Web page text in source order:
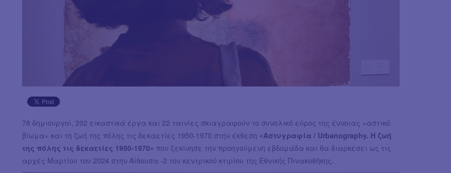
78 δημιουργοί, 202 εικαστικά έργα και 22 ταινίες σκιαγραφούν το συνολικό εύρος της έννοιας «αστικό
βίωμα» και τη ζωή της πόλης τις δεκαετίες 1950-1970 στην έκθεση «Αστυγραφία / Urbanography. Η ζωή
της πόλης τις δεκαετίες 1950-1970» που ξεκίνησε την προηγούμενη εβδομάδα και θα διαρκέσει ως τις
αρχές Μαρτίου του 2024 στην Αίθουσα -2 του κεντρικού κτιρίου της Εθνικής Πινακοθήκης.